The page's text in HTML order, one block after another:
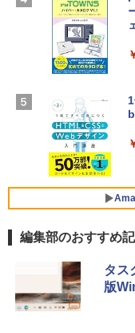
編集部のおすすめ
タス
版